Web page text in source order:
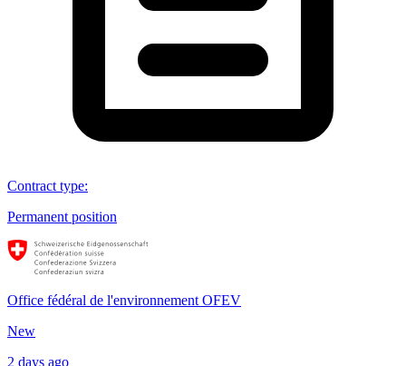
Contract type:
Permanent position
Office fédéral de l'environnement OFEV
New
2 days ago